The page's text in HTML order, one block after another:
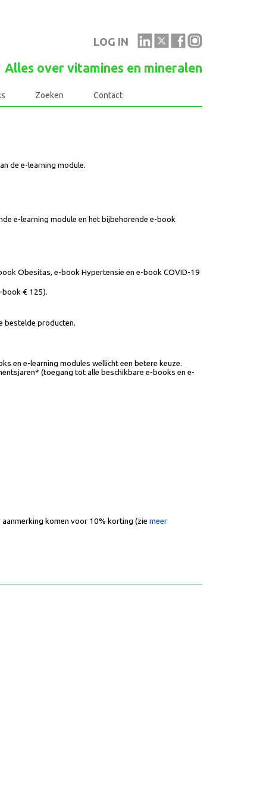
LOG IN
Alles over vitamines en mineralen
Zoeken Contact
de e-learning module.
e-learning module en het bijbehorende e-book
Obesitas, e-book Hypertensie en e-book COVID-19
book € 125).
bestelde producten.
en e-learning modules wellicht een betere keuze.
(toegang tot alle beschikbare e-books en e-
aanmerking komen voor 10% korting (zie meer